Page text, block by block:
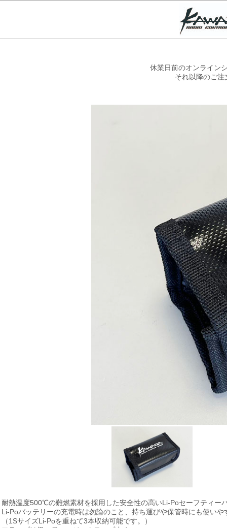
休業日前のオンライン
それ以降のご
耐熱温度500℃の難燃素材を採用した安全性の高いLi-Poセーフティー
Li-Poバッテリーの充電時は勿論のこと、持ち運びや保管時にも使いや
（1SサイズLi-Poを重ねて3本収納可能です。）